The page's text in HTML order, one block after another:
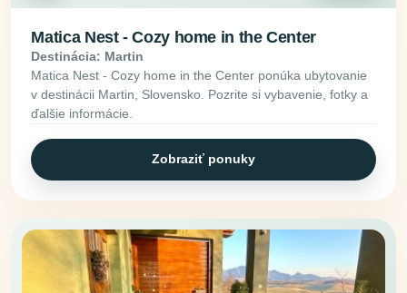
Matica Nest - Cozy home in the Center
Destinácia: Martin
Matica Nest - Cozy home in the Center ponúka ubytovanie
v destinácii Martin, Slovensko. Pozrite si vybavenie, fotky a
ďalšie informácie.
Zobraziť ponuky